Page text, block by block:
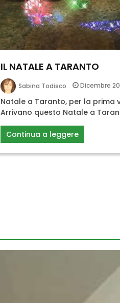
IL NATALE A TARANTO
Sabina Todisco Dicembre
Natale a Taranto, per la prima
Arrivano questo Natale a
Continua a leggere